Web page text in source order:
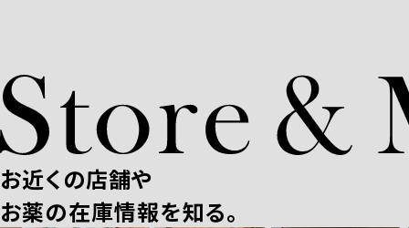
お近くの店舗や
お薬の在庫情報を知る。